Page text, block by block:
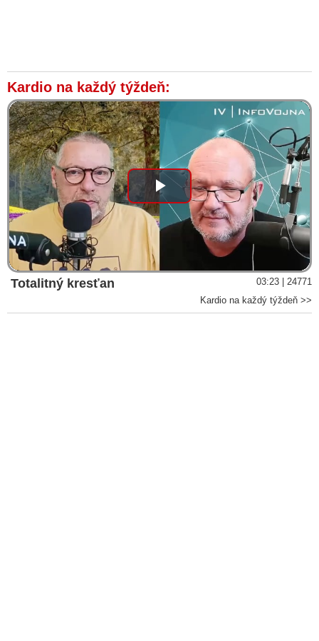
Kardio na každý týždeň:
Play
Video
Totalitný kresťan
03:23 | 24771
Kardio na každý týždeň >>